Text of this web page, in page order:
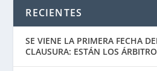
RECIENTES
SE VIENE LA PRIMERA FECHA
CLAUSURA: ESTÁN LOS